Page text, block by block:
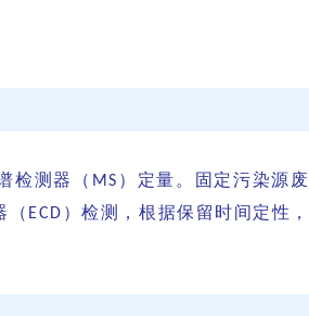
检测器（ MS ）定量。固定污染源
（ ECD ）检测，根据保留时间定性